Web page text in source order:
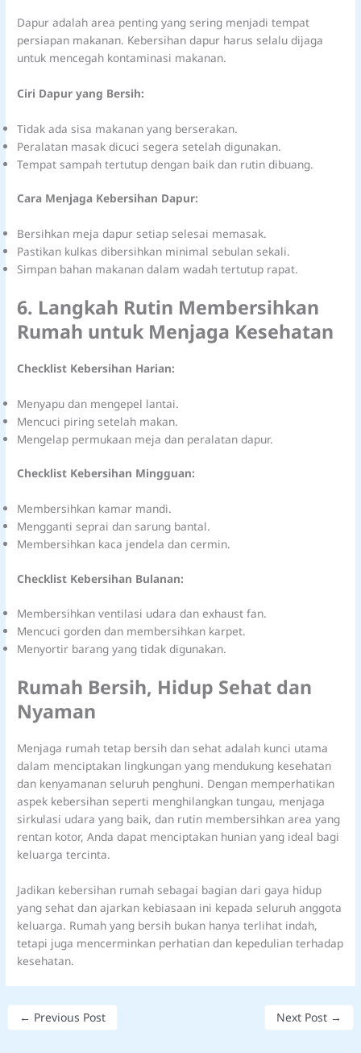
Dapur adalah area penting yang sering menjadi tempat
persiapan makanan. Kebersihan dapur harus selalu dijaga
untuk mencegah kontaminasi makanan.
Ciri Dapur yang Bersih:
Tidak ada sisa makanan yang berserakan.
Peralatan masak dicuci segera setelah digunakan.
Tempat sampah tertutup dengan baik dan rutin dibuang.
Cara Menjaga Kebersihan Dapur:
Bersihkan meja dapur setiap selesai memasak.
Pastikan kulkas dibersihkan minimal sebulan sekali.
Simpan bahan makanan dalam wadah tertutup rapat.
6. Langkah Rutin Membersihkan
Rumah untuk Menjaga Kesehatan
Checklist Kebersihan Harian:
Menyapu dan mengepel lantai.
Mencuci piring setelah makan.
Mengelap permukaan meja dan peralatan dapur.
Checklist Kebersihan Mingguan:
Membersihkan kamar mandi.
Mengganti seprai dan sarung bantal.
Membersihkan kaca jendela dan cermin.
Checklist Kebersihan Bulanan:
Membersihkan ventilasi udara dan exhaust fan.
Mencuci gorden dan membersihkan karpet.
Menyortir barang yang tidak digunakan.
Rumah Bersih, Hidup Sehat dan
Nyaman
Menjaga rumah tetap bersih dan sehat adalah kunci utama
dalam menciptakan lingkungan yang mendukung kesehatan
dan kenyamanan seluruh penghuni. Dengan memperhatikan
aspek kebersihan seperti menghilangkan tungau, menjaga
sirkulasi udara yang baik, dan rutin membersihkan area yang
rentan kotor, Anda dapat menciptakan hunian yang ideal bagi
keluarga tercinta.
Jadikan kebersihan rumah sebagai bagian dari gaya hidup
yang sehat dan ajarkan kebiasaan ini kepada seluruh anggota
keluarga. Rumah yang bersih bukan hanya terlihat indah,
tetapi juga mencerminkan perhatian dan kepedulian terhadap
kesehatan.
← Previous Post Next Post →